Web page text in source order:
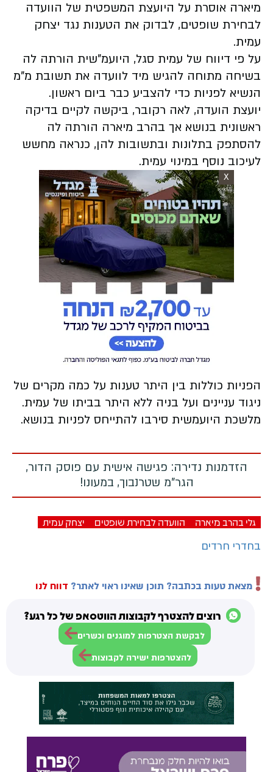
מיארה אוסרת על היועצת המשפטית של הוועדה
לבחירת שופטים, לבדוק את הטענות נגד יצחק
עמית.
על פי דיווח של עמית סגל, היועמ"שית הורתה לה
בשיחה מתוחה להגיש מיד לוועדה את תשובת מ"מ
הנשיא לפניות כדי להצביע כבר ביום ראשון.
יועצת הועדה, לאה רקובר, ביקשה לקיים בדיקה
ראשונית בנושא אך בהרב מיארה הורתה לה
להסתפק בתלונות ובתשובות להן, כנראה מחשש
לעיכוב נוסף במינוי עמית.
X
הפניות כוללות בין היתר טענות על כמה מקרים של
ניגוד עניינים ועל בניה ללא היתר בביתו של עמית.
מלשכת היועמשית סירבו להתייחס לפניות בנושא.
הזדמנות נדירה: פגישה אישית עם פוסק הדור,
הגר"מ שטרנבוך, במעונו!
גלי בהרב מיארה הוועדה לבחירת שופטים יצחק עמית
בחדרי חרדים
מצאת טעות בכתבה? תוכן שאינו ראוי לאתר? דווח לנו
רוצים להצטרף לקבוצות הווטסאפ של כל רגע?
לבקשת הצטרפות למוגנים וכשרים
להצטרפות ישירה לקבוצות